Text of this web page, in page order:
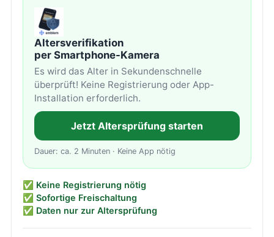
Altersverifikation
per Smartphone-Kamera
Es wird das Alter in Sekundenschnelle
überprüft! Keine Registrierung oder App-
Installation erforderlich.
Jetzt Altersprüfung starten
Dauer: ca. 2 Minuten · Keine App nötig
✅ Keine Registrierung nötig
✅ Sofortige Freischaltung
✅ Daten nur zur Altersprüfung